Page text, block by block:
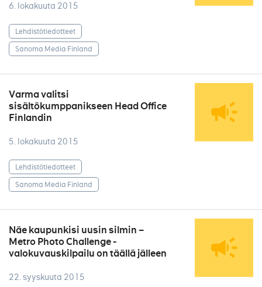
6. lokakuuta 2015
Lehdistötiedotteet
Sanoma Media Finland
Varma valitsi
sisältökumppanikseen Head Office
Finlandin
5. lokakuuta 2015
Lehdistötiedotteet
Sanoma Media Finland
Näe kaupunkisi uusin silmin –
Metro Photo Challenge -
valokuvauskilpailu on täällä jälleen
22. syyskuuta 2015